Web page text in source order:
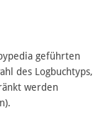
geführten
des Logbuchtyps,
werden